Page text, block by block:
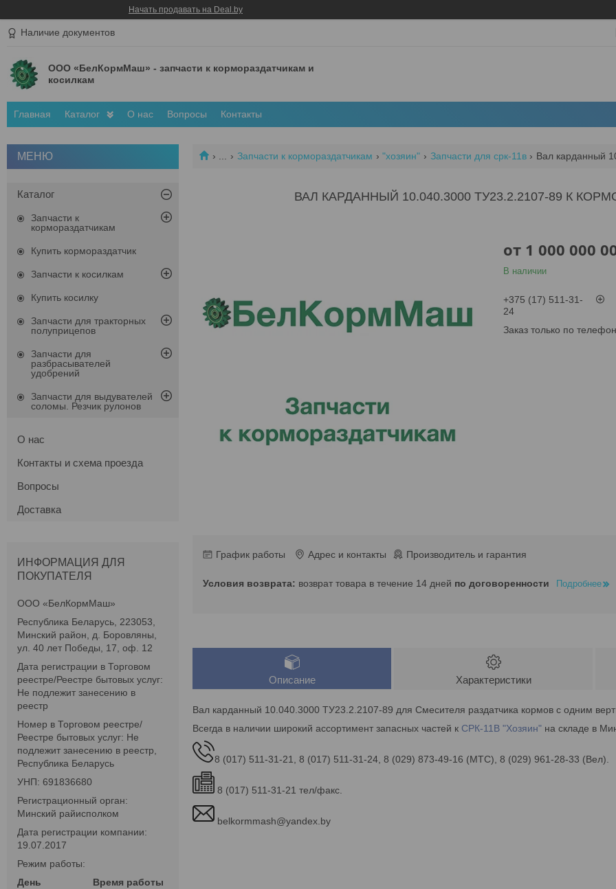
Начать продавать на Deal.by
Наличие документов
ООО «БелКормМаш» - запчасти к кормораздатчикам и
косилкам
Главная Каталог О нас Вопросы Контакты
Запчасти к кормораздатчикам "хозяин" Запчасти для срк-11в Вал карданный
ВАЛ КАРДАННЫЙ 10.040.3000 ТУ23.2.2107-89 К
от 1 000 000
В наличии
+375 (17) 511-31-
24
Заказ только по
График работы Адрес и контакты Производитель и гарантия
возврат товара в течение 14 дней по договоренности Подробнее
Описание Характеристики
Вал карданный 10.040.3000 ТУ23.2.2107-89 для Смесителя раздатчика кормов с одним
Всегда в наличии широкий ассортимент запасных частей к СРК-11В "Хозяин" на складе в
8 (017) 511-31-21, 8 (017) 511-31-24, 8 (029) 873-49-16 (МТС), 8 (029) 961-28-33 (Вел).
8 (017) 511-31-21 тел/факс.
belkormmash@yandex.by
Каталог
Запчасти к
кормораздатчикам
Купить кормораздатчик
Запчасти к косилкам
Купить косилку
Запчасти для тракторных
полуприцепов
Запчасти для
разбрасывателей
удобрений
Запчасти для выдувателей
соломы. Резчик рулонов
О нас
Контакты и схема проезда
Вопросы
Доставка
ИНФОРМАЦИЯ ДЛЯ
ПОКУПАТЕЛЯ
ООО «БелКормМаш»
Республика Беларусь, 223053,
Минский район, д. Боровляны,
ул. 40 лет Победы, 17, оф. 12
Дата регистрации в Торговом
реестре/Реестре бытовых услуг:
Не подлежит занесению в
реестр
Номер в Торговом реестре/
Реестре бытовых услуг: Не
подлежит занесению в реестр,
Республика Беларусь
УНП: 691836680
Регистрационный орган:
Минский райисполком
Дата регистрации компании:
19.07.2017
Режим работы:
День
Время работы